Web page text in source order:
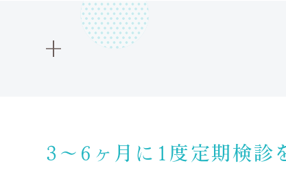
3～6ヶ月に1度定期検診